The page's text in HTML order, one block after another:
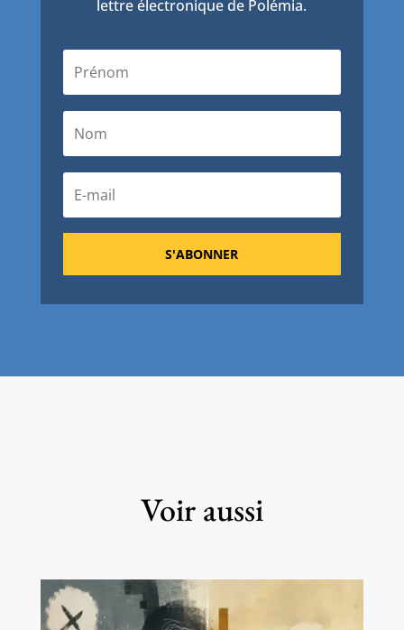
lettre électronique de Polémia.
S'ABONNER
Voir aussi